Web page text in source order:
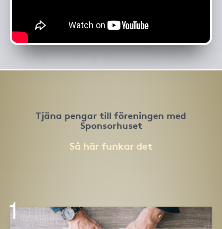
Tjäna pengar till föreningen med
Sponsorhuset
Så här funkar det
1